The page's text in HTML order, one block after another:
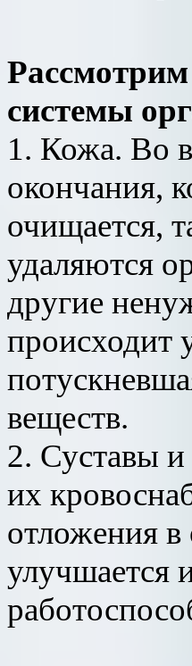
Рассмотрим
системы
1. Кожа. Во
окончания,
очищается,
удаляются
другие
происходит
веществ.
2. Суставы
их
отложения
улучшается